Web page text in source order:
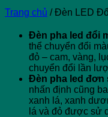
Trang chủ /Đèn LED
Đèn pha led đổi
thể chuyển đổi
đỏ – cam, vàng,
chuyển đổi lần
Đèn pha led đơn
nhấn định cũng
xanh lá, xanh
lá và đỏ được sử